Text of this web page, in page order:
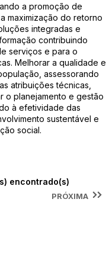
a promoção de
maximização do retorno
integradas e
contribuindo
serviços e para o
Melhorar a qualidade e
assessorando
atribuições técnicas,
o planejamento e gestão
à efetividade das
sustentável e
social.
encontrado(s)
PRÓXIMA